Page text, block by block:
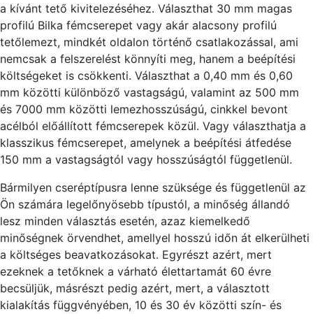
a kívánt tető kivitelezéséhez. Választhat 30 mm magas
profilú Bilka fémcserepet vagy akár alacsony profilú
tetőlemezt, mindkét oldalon történő csatlakozással, ami
nemcsak a felszerelést könnyíti meg, hanem a beépítési
költségeket is csökkenti. Választhat a 0,40 mm és 0,60
mm közötti különböző vastagságú, valamint az 500 mm
és 7000 mm közötti lemezhosszúságú, cinkkel bevont
acélból előállított fémcserepek közül. Vagy választhatja a
klasszikus fémcserepet, amelynek a beépítési átfedése
150 mm a vastagságtól vagy hosszúságtól függetlenül.
Bármilyen cseréptípusra lenne szüksége és függetlenül az
Ön számára legelőnyösebb típustól, a minőség állandó
lesz minden választás esetén, azaz kiemelkedő
minőségnek örvendhet, amellyel hosszú időn át elkerülheti
a költséges beavatkozásokat. Egyrészt azért, mert
ezeknek a tetőknek a várható élettartamát 60 évre
becsüljük, másrészt pedig azért, mert, a választott
kialakítás függvényében, 10 és 30 év közötti szín- és